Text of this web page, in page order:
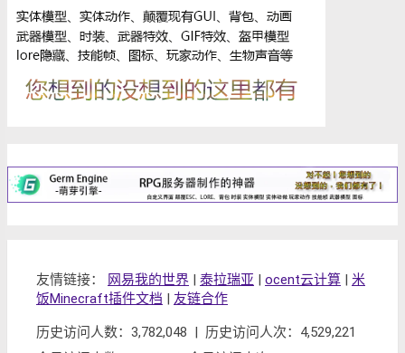
友情链接： 网易我的世界 | 泰拉瑞亚 | ocent云计算 | 米
饭Minecraft插件文档 | 友链合作
历史访问人数：3,782,048 | 历史访问人次：4,529,221